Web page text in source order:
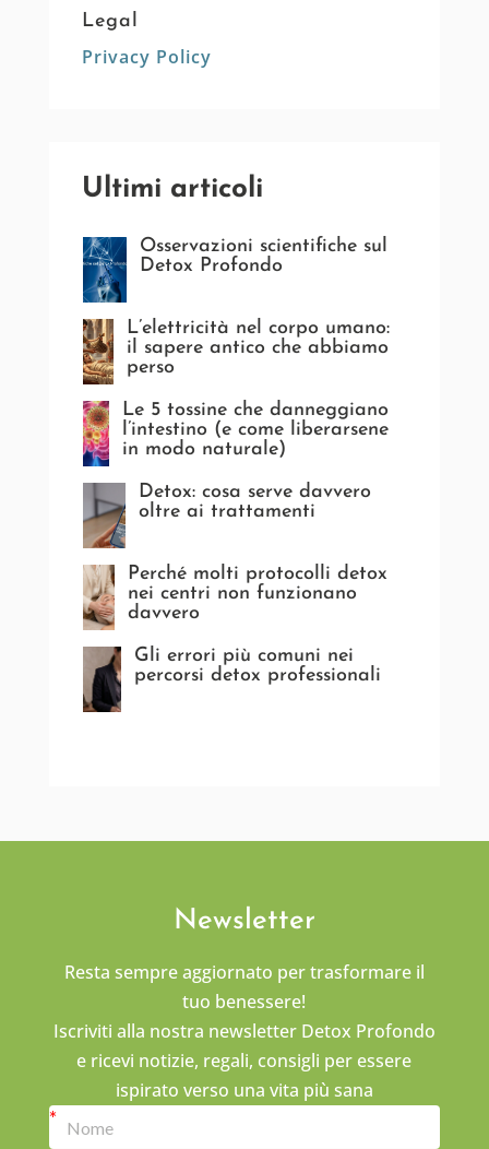
Legal
Privacy Policy
Ultimi articoli
Osservazioni scientifiche sul
Detox Profondo
L’elettricità nel corpo umano:
il sapere antico che abbiamo
perso
Le 5 tossine che danneggiano
l’intestino (e come liberarsene
in modo naturale)
Detox: cosa serve davvero
oltre ai trattamenti
Perché molti protocolli detox
nei centri non funzionano
davvero
Gli errori più comuni nei
percorsi detox professionali
Newsletter
Resta sempre aggiornato per trasformare il
tuo benessere!
Iscriviti alla nostra newsletter Detox Profondo
e ricevi notizie, regali, consigli per essere
ispirato verso una vita più sana